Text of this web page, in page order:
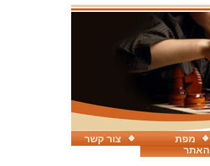
צור קשר
מפת
האתר